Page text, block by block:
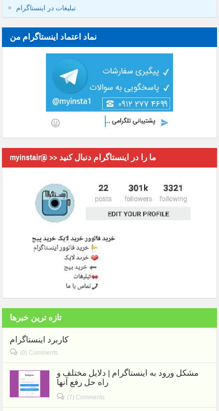
تبلیغات در اینستاگرام
نماد اعتماد اینستاگرام من
myinstair@ >> ما را در اینستاگرام دنبال کنید
تازه ترین خبرها
کاربرد اینستاگرام
(0) Comments
مشکل ورود به اینستاگرام | دلایل مختلف و
راه حل رفع آنها
(7) Comments